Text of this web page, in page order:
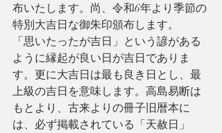
布いたします。尚、令和6年より季節の
特別大吉日な御朱印頒布します。
「思いたったが吉日」という諺がある
ように縁起が良い日が吉日でありま
す。更に大吉日は最も良き日とし、最
上級の吉日を意味します。高島易断は
もとより、古来よりの冊子旧暦本に
は、必ず掲載されている「天赦日」